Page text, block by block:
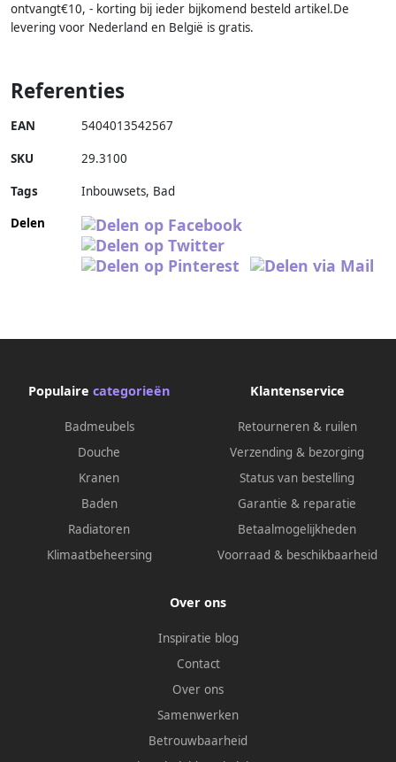
ontvangt€10, - korting bij ieder bijkomend besteld artikel.De
levering voor Nederland en België is gratis.
Referenties
EAN 5404013542567
SKU 29.3100
Tags
Inbouwsets, Bad
Delen
Populaire categorieën
Badmeubels
Douche
Kranen
Baden
Radiatoren
Klimaatbeheersing
Klantenservice
Retourneren & ruilen
Verzending & bezorging
Status van bestelling
Garantie & reparatie
Betaalmogelijkheden
Voorraad & beschikbaarheid
Over ons
Inspiratie blog
Contact
Over ons
Samenwerken
Betrouwbaarheid